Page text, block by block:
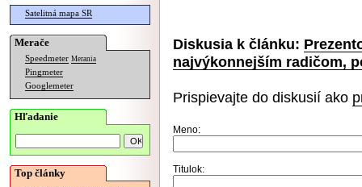
Satelitná mapa SR
Merače
Speedmeter Merania
Pingmeter
Googlemeter
Hľadanie
Top články
Diskusia k článku:
najvýkonnejším radičom,
Prispievajte do diskusií ako
Meno:
Titulok: